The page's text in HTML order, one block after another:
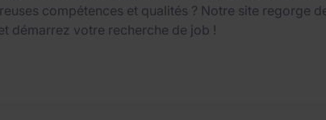
compétences et qualités ? Notre site regorge
démarrez votre recherche de job !